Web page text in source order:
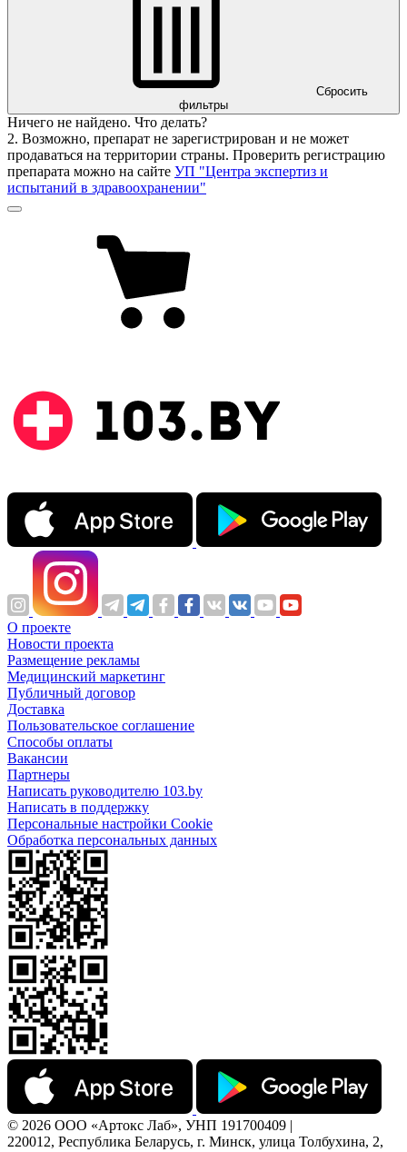
Сбросить
фильтры
Ничего не найдено. Что делать?
2. Возможно, препарат не зарегистрирован и не может
продаваться на территории страны. Проверить регистрацию
препарата можно на сайте УП "Центра экспертиз и
испытаний в здравоохранении"
О проекте
Новости проекта
Размещение рекламы
Медицинский маркетинг
Публичный договор
Доставка
Пользовательское соглашение
Способы оплаты
Вакансии
Партнеры
Написать руководителю 103.by
Написать в поддержку
Персональные настройки Cookie
Обработка персональных данных
© 2026 ООО «Артокс Лаб», УНП 191700409 |
220012, Республика Беларусь, г. Минск, улица Толбухина, 2,